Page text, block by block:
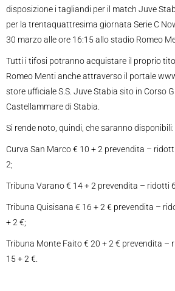
disposizione i tagliandi per il match Juve
per la trentaquattresima giornata Serie C
30 marzo alle ore 16:15 allo stadio Romeo
Tutti i tifosi potranno acquistare il proprio
Romeo Menti anche attraverso il portale
store ufficiale S.S. Juve Stabia sito in Corso
Castellammare di Stabia.
Si rende noto, quindi, che saranno disponibili:
Curva San Marco € 10 + 2 prevendita –
2;
Tribuna Varano € 14 + 2 prevendita – ridotti
Tribuna Quisisana € 16 + 2 € prevendita –
+ 2 €;
Tribuna Monte Faito € 20 + 2 € prevendita –
15 + 2 €.